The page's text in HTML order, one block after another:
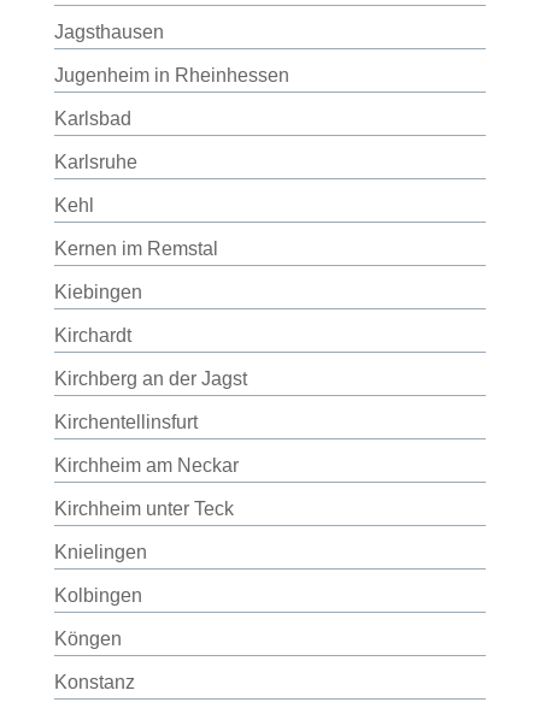
Jagsthausen
Jugenheim in Rheinhessen
Karlsbad
Karlsruhe
Kehl
Kernen im Remstal
Kiebingen
Kirchardt
Kirchberg an der Jagst
Kirchentellinsfurt
Kirchheim am Neckar
Kirchheim unter Teck
Knielingen
Kolbingen
Köngen
Konstanz